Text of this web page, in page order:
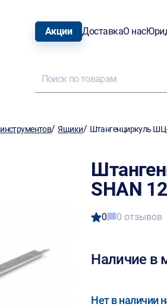
Акции ДоставкаО нас
/Ящики/ Штангенциркуль
SHAN
0 0 отзывов
Наличие в
Нет в наличии